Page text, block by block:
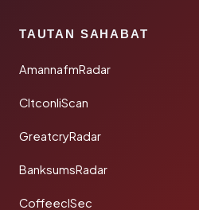
TAUTAN SAHABAT
AmannafmRadar
CltconliScan
GreatcryRadar
BanksumsRadar
CoffeeclSec